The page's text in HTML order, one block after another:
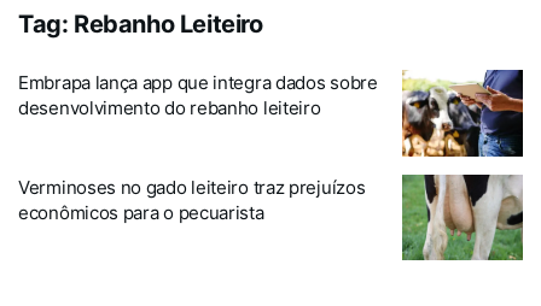
Tag: Rebanho Leiteiro
Embrapa lança app que integra dados sobre
desenvolvimento do rebanho leiteiro
Verminoses no gado leiteiro traz prejuízos
econômicos para o pecuarista